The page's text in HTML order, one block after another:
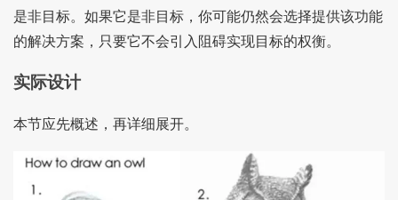
是非目标。如果它是非目标，你可能仍然会选择提供该功能
的解决方案，只要它不会引入阻碍实现目标的权衡。
实际设计
本节应先概述，再详细展开。